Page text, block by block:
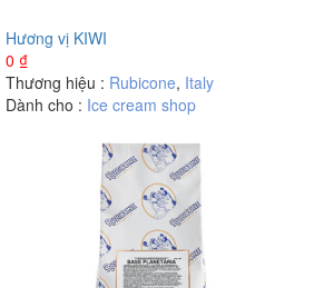
Hương vị KIWI
0 ₫
Thương hiệu : Rubicone, Italy
Dành cho : Ice cream shop